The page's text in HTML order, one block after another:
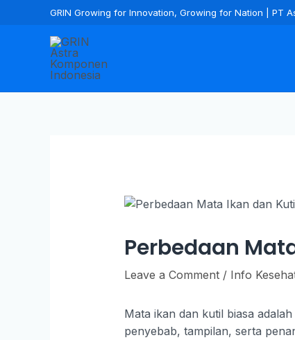
GRIN Growing for Innovation, Growing for Nation | PT
Perbedaan
Leave a Comment / Info
Mata ikan dan kutil biasa
penyebab, tampilan, serta